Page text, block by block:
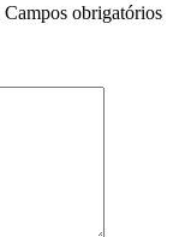
Campos obrigatórios